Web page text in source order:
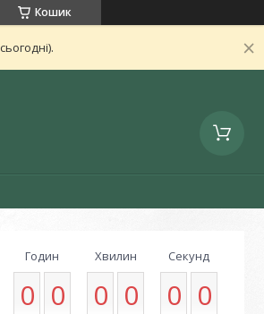
Кошик
Годин
0 0
Хвилин
0 0
Секунд
0 0